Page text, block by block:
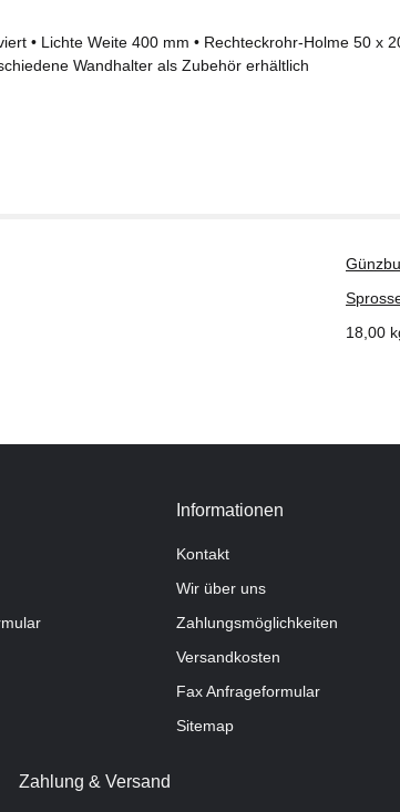
• Lichte Weite 400 mm • Rechteckrohr-Holme 50 x
Wandhalter als Zubehör erhältlich
18,00
Informationen
Kontakt
Wir über uns
Zahlungsmöglichkeiten
Versandkosten
Fax Anfrageformular
Sitemap
Zahlung & Versand